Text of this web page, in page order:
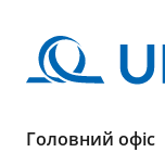
Головний офіс